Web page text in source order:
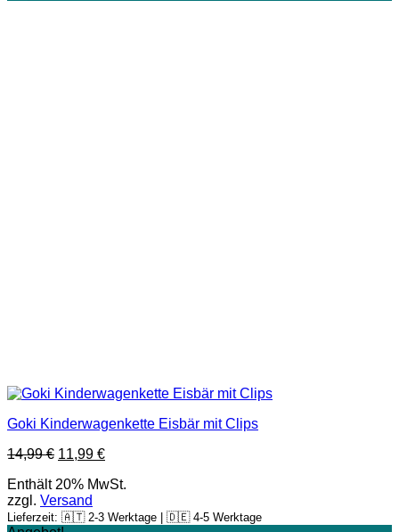
Goki Kinderwagenkette Eisbär mit Clips
14,99€ 11,99 €
Enthält 20% MwSt.
zzgl. Versand
Lieferzeit: 🇦🇹 2-3 Werktage | 🇩🇪 4-5 Werktage